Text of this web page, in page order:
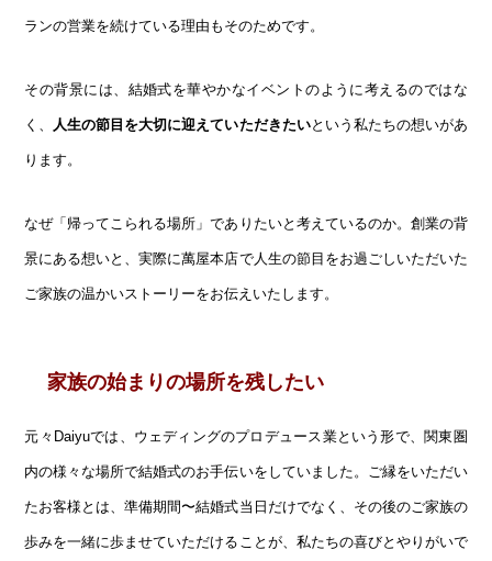
ランの営業を続けている理由もそのためです。
その背景には、結婚式を華やかなイベントのように考えるのではな
く、 人生の節目を大切に迎えていただきたいという私たちの想いがあ
ります。
なぜ「帰ってこられる場所」でありたいと考えているのか。創業の背
景にある想いと、実際に萬屋本店で人生の節目をお過ごしいただいた
ご家族の温かいストーリーをお伝えいたします。
家族の始まりの場所を残したい
元々Daiyuでは、ウェディングのプロデュース業という形で、関東圏
内の様々な場所で結婚式のお手伝いをしていました。ご縁をいただい
たお客様とは、準備期間〜結婚式当日だけでなく、その後のご家族の
歩みを一緒に歩ませていただけることが、私たちの喜びとやりがいで